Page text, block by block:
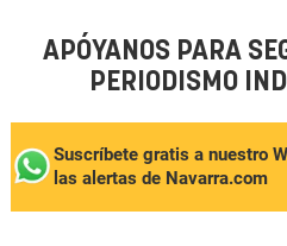
APÓYANOS PARA
PERIODISMO
Suscríbete gratis a nuestro
las alertas de Navarra.com